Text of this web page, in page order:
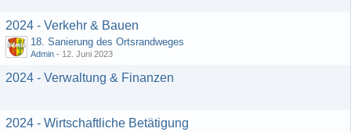
2024 - Verkehr & Bauen
18. Sanierung des Ortsrandweges
Admin - 12. Juni 2023
2024 - Verwaltung & Finanzen
2024 - Wirtschaftliche Betätigung